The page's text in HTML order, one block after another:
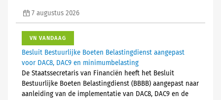
7 augustus 2026
VN VANDAAG
Besluit Bestuurlijke Boeten Belastingdienst aangepast
voor DAC8, DAC9 en minimumbelasting
De Staatssecretaris van Financiën heeft het Besluit
Bestuurlijke Boeten Belastingdienst (BBBB) aangepast naar
aanleiding van de implementatie van DAC8, DAC9 en de